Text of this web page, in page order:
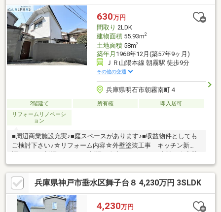
ました物件以外も合わせてご紹介させていただきます。■物件の
メリット、デメリット全てお伝えいたします！
630万円
間取り 2LDK
建物面積55.93m2
土地面積58m2
築年月 1968年12月(築57年9ヶ月)
ＪＲ山陽本線 朝霧駅 徒歩9分
その他の交通
兵庫県明石市朝霧南町４
2階建て 所有権
即入居可
リフォームリノベーシ
ョン
■周辺商業施設充実♪■庭スペースがあります♪■収益物件としても
ご検討下さい♪☆リフォーム内容☆外壁塗装工事 キッチン新
塗装 建具一部新調給湯器交換 インターホン交換 洗い工事一
式等▼商業施設・ヤマダストアー朝霧店 徒歩約9分・セブンイレ
ブン明石朝霧店 徒歩約8分・キリン堂朝霧南店 徒歩約7分・明
石朝霧郵便局 徒歩約6分▼学校・朝霧小学校 ・朝霧中学校
兵庫県神戸市垂水区舞子台８ 4,230万円 3SLDK
4,230万円